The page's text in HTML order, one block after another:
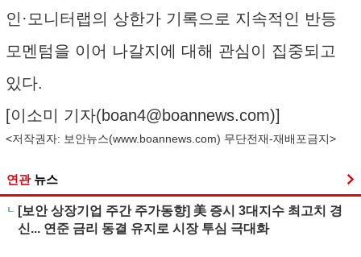
인·모니터랩의 상한가 기록으로 지속적인 반등
모멘텀을 이어 나갈지에 대해 관심이 집중되고
있다.
[이소미 기자(boan4@boannews.com)]
<저작권자: 보안뉴스(www.boannews.com) 무단전재-재배포금지>
연관 뉴스
[보안 상장기업 주간 주가동향] 美 증시 3대지수 최고치 경
신... 연준 금리 동결 유지로 시장 투심 극대화